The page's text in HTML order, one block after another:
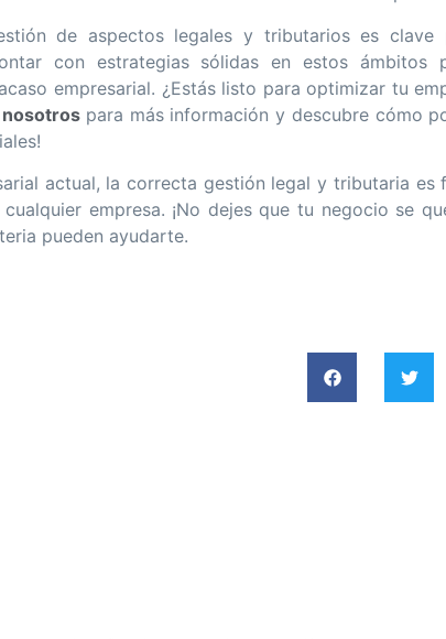
de aspectos legales y tributarios es clave
con estrategias sólidas en estos ámbitos
empresarial. ¿Estás listo para optimizar tu
para más información y descubre cómo
actual, la correcta gestión legal y tributaria es
empresa. ¡No dejes que tu negocio se
pueden ayudarte.